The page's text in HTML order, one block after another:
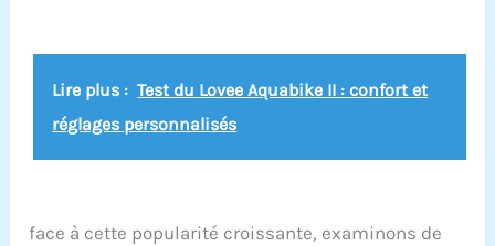
Lire plus : Test du Lovee Aquabike II : confort et
réglages personnalisés
face à cette popularité croissante, examinons de